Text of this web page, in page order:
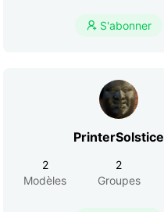
 S'abonner
PrinterSolstice
2
Modèles
2
Groupes